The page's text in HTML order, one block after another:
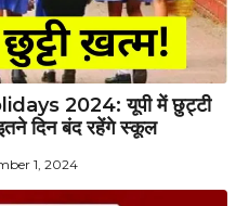
2024: यूपी में छुट्टी
दिन बंद रहेंगे स्कूल
1, 2024